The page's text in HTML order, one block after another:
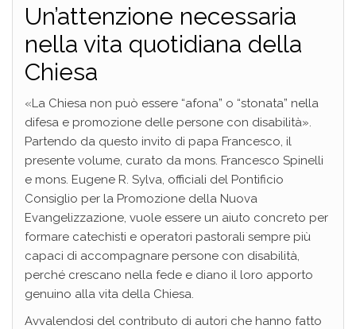
Un’attenzione necessaria
nella vita quotidiana della
Chiesa
«La Chiesa non può essere “afona” o “stonata” nella
difesa e promozione delle persone con disabilità».
Partendo da questo invito di papa Francesco, il
presente volume, curato da mons. Francesco Spinelli
e mons. Eugene R. Sylva, officiali del Pontificio
Consiglio per la Promozione della Nuova
Evangelizzazione, vuole essere un aiuto concreto per
formare catechisti e operatori pastorali sempre più
capaci di accompagnare persone con disabilità,
perché crescano nella fede e diano il loro apporto
genuino alla vita della Chiesa.
Avvalendosi del contributo di autori che hanno fatto